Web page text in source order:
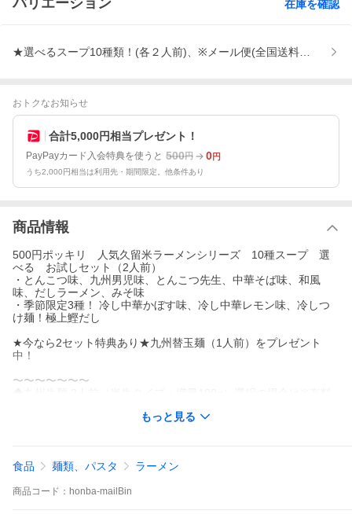
バリエーション 在庫を確認
★選べるスープ10種類！(各２人前)、※メール便(全国送料無料)に
おトクなお知らせ
合計5,000円相当プレゼント！
PayPayカード入会特典を使うと 500円 0円
うち2,000円相当は利用先・期間限定。他条件あり
商品情報
500円ポッキリ 人気久留米ラーメンシリーズ 10種スープ 選
べる お試しセット（2人前）
・とんこつ味、九州男児味、とんこつ先生、中華そば味、和風
味、だしラーメン、みそ味
・季節限定3種！ 冷し中華かぼす味、冷し中華レモン味、冷しつ
け麺！極上鰹だし
★今なら2セット特典あり★九州替玉麺（1人前）をプレゼント
中！
〜〜〜〜〜〜〜
産名物福岡豚骨長浜屋台グルメ)
もっと見る
食品 麺類、パスタ ラーメン
商品 コード： honba-mailBin